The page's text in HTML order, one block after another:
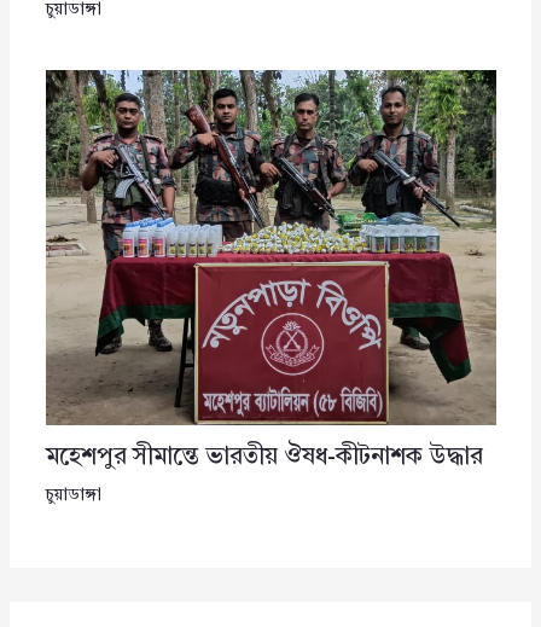
চুয়াডাঙ্গা
মহেশপুর সীমান্তে ভারতীয় ঔষধ-কীটনাশক উদ্ধার
চুয়াডাঙ্গা